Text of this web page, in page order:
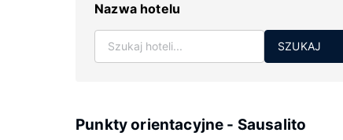
Nazwa hotelu
SZUKAJ
Punkty orientacyjne - Sausalito